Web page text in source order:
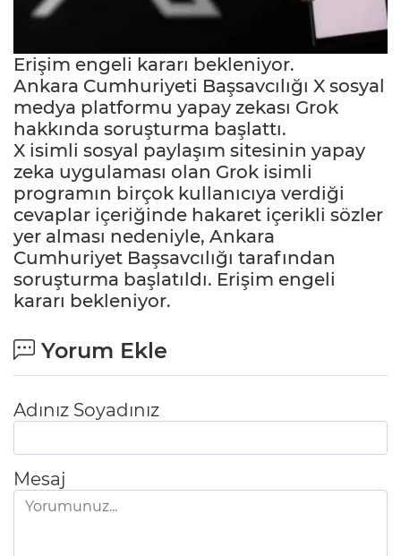
Erişim engeli kararı bekleniyor.
Ankara Cumhuriyeti Başsavcılığı X sosyal
medya platformu yapay zekası Grok
hakkında soruşturma başlattı.
X isimli sosyal paylaşım sitesinin yapay
zeka uygulaması olan Grok isimli
programın birçok kullanıcıya verdiği
cevaplar içeriğinde hakaret içerikli sözler
yer alması nedeniyle, Ankara
Cumhuriyet Başsavcılığı tarafından
soruşturma başlatıldı. Erişim engeli
kararı bekleniyor.
Yorum Ekle
Adınız Soyadınız
Mesaj